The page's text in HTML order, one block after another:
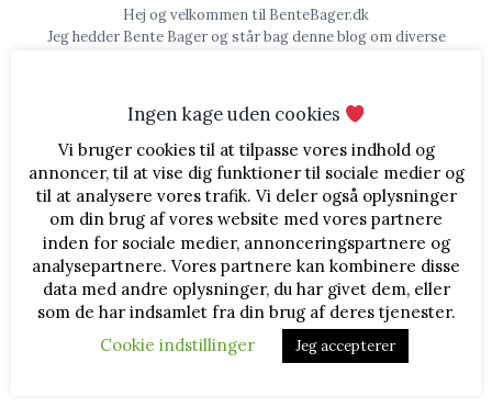
Hej og velkommen til BenteBager.dk
Jeg hedder Bente Bager og står bag denne blog om diverse
REKLAMELINKS
Ingen kage uden cookies
Vi bruger cookies til at tilpasse vores indhold og
annoncer, til at vise dig funktioner til sociale medier og
til at analysere vores trafik. Vi deler også oplysninger
om din brug af vores website med vores partnere
inden for sociale medier, annonceringspartnere og
analysepartnere. Vores partnere kan kombinere disse
data med andre oplysninger, du har givet dem, eller
som de har indsamlet fra din brug af deres tjenester.
Cookie indstillinger
Jeg accepterer